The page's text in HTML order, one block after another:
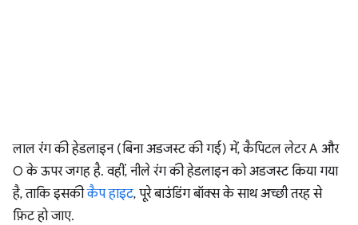
लाल रंग की हेडलाइन (बिना अडजस्ट की गई) में, कैपिटल लेटर A और
O के ऊपर जगह है. वहीं, नीले रंग की हेडलाइन को अडजस्ट किया गया
है, ताकि इसकीकैप हाइट, पूरे बाउंडिंग बॉक्स के साथ अच्छी तरह से
फ़िट हो जाए.